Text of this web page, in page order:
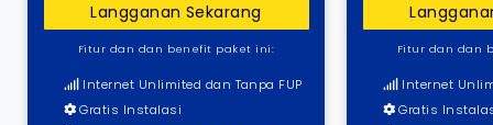
Langganan Sekarang
Fitur dan dan benefit paket ini:
Internet Unlimited dan Tanpa FUP
Gratis Instalasi
Fitur dan dan
Internet
Gratis